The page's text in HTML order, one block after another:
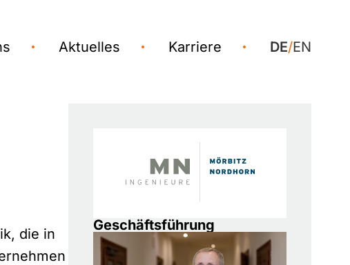
Aktuelles Karriere DE/EN
die in
Geschäftsführung